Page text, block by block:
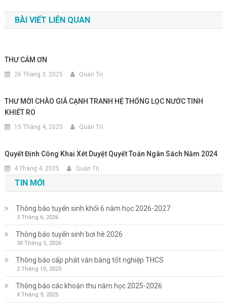
hướng
bàiBÀI VIẾT LIÊN QUAN
THƯ CẢM ƠN
26 Tháng 3, 2025 Quản Trị
THƯ MỜI CHÀO GIÁ CẠNH TRANH HỆ THỐNG LỌC NƯỚC TINH
KHIẾT RO
15 Tháng 4, 2025 Quản Trị
Quyết Định Công Khai Xét Duyệt Quyết Toán Ngân Sách Năm 2024
4 Tháng 4, 2025 Quản Trị
TIN MỚI
Thông báo tuyển sinh khối 6 năm học 2026-2027
3 Tháng 6, 2026
Thông báo tuyển sinh bơi hè 2026
30 Tháng 5, 2026
Thông báo cấp phát văn bằng tốt nghiệp THCS
2 Tháng 10, 2025
Thông báo các khoản thu năm học 2025-2026
4 Tháng 9, 2025